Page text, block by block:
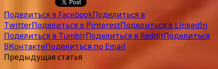
Поделиться в FacebookПоделиться в
TwitterПоделиться в PinterestПоделиться в LinkedIn
Поделиться в TumblrПоделиться в RedditПоделиться
ВКонтактеПоделиться по Email
Предыдущая статья